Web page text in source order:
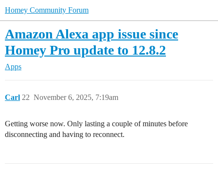
Homey Community Forum
Amazon Alexa app issue since
Homey Pro update to 12.8.2
Apps
Carl November 6, 2025, 7:19am
22
Getting worse now. Only lasting a couple of minutes before
disconnecting and having to reconnect.